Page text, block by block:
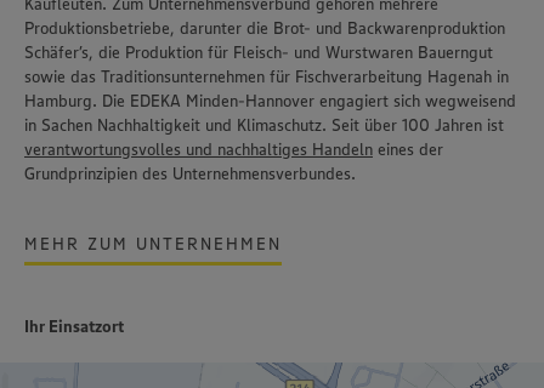
Produktionsbetriebe, darunter die Brot- und Backwarenproduktion
Schäfer’s, die Produktion für Fleisch- und Wurstwaren Bauerngut
sowie das Traditionsunternehmen für Fischverarbeitung Hagenah in
Hamburg. Die EDEKA Minden-Hannover engagiert sich wegweisend
in Sachen Nachhaltigkeit und Klimaschutz. Seit über 100 Jahren ist
verantwortungsvolles und nachhaltiges Handeln eines der
Grundprinzipien des Unternehmensverbundes.
MEHR ZUM UNTERNEHMEN
Ihr Einsatzort